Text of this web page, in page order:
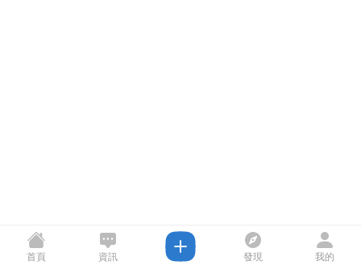
首頁 資訊 發現 我的